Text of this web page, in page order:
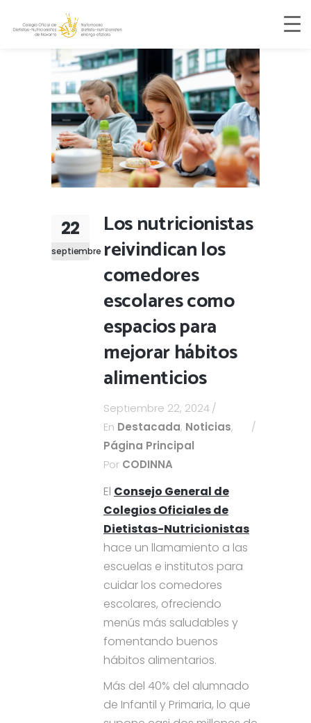
22
septiembre
Los nutricionistas
reivindican los
comedores
escolares como
espacios para
mejorar hábitos
alimenticios
Septiembre 22, 2024
En Destacada, Noticias,
Página Principal
Por CODINNA
El Consejo General de
Colegios Oficiales de
Dietistas-Nutricionistas
hace un llamamiento a las
escuelas e institutos para
cuidar los comedores
escolares, ofreciendo
menús más saludables y
fomentando buenos
hábitos alimentarios.
Más del 40% del alumnado
de Infantil y Primaria, lo que